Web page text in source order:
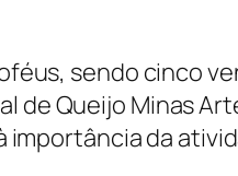
sendo cinco
de Queijo Minas
importância da